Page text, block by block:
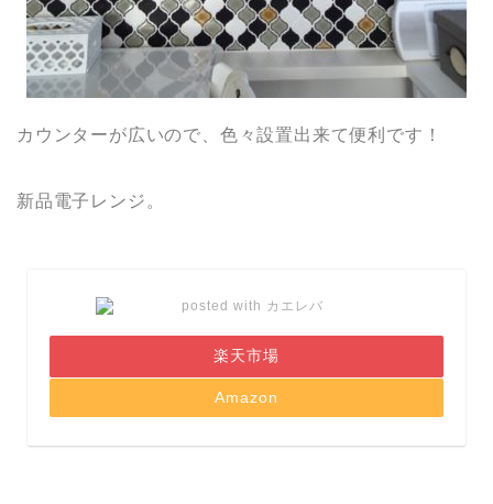
カウンターが広いので、色々設置出来て便利です！
新品電子レンジ。
posted with カエレバ
楽天市場
Amazon